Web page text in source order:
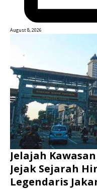
August 8, 2026
Jelajah
Jejak Sejarah
Legendaris